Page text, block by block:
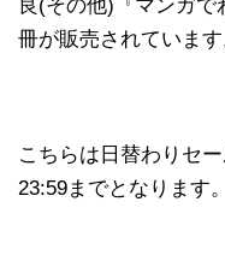
良(その他)『マンガで
冊が販売されています
こちらは日替わりセ
23:59までとなります。